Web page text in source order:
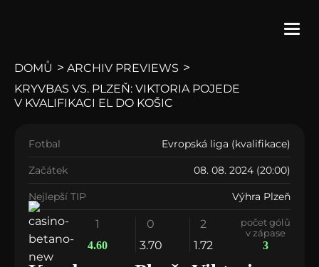
DOMŮ > ARCHIV PREVIEWS >
KRYVBAS VS. PLZEŇ: VIKTORIA POJEDE
V KVALIFIKACI EL DO KOŠIC
vs
Fotbal Evropská liga (kvalifikace)
Začátek 08. 08. 2024 (20:00)
Nejlepší TIP Výhra Plzeň
1
4.60
0
3.70
2
1.72
počet gólů
v zápase
3